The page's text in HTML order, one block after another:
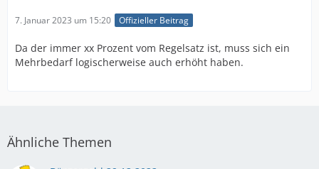
7. Januar 2023 um 15:20 Offizieller Beitrag
Da der immer xx Prozent vom Regelsatz ist, muss sich ein
Mehrbedarf logischerweise auch erhöht haben.
Ähnliche Themen